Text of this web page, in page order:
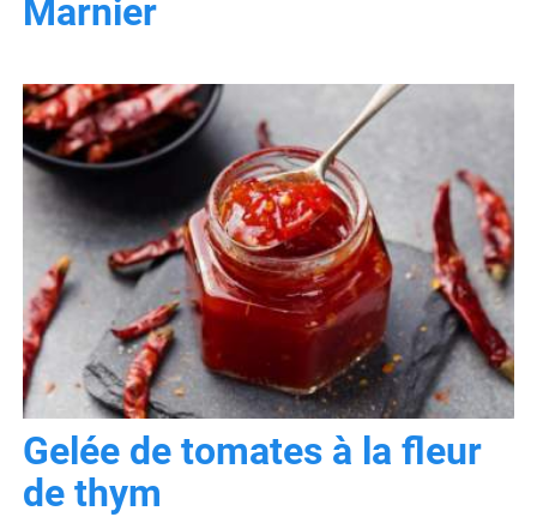
Marnier
Gelée de tomates à la fleur
de thym